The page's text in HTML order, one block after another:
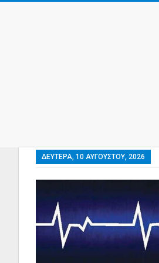
ΔΕΥΤΈΡΑ, 10 ΑΥΓΟΎΣΤΟΥ, 2026